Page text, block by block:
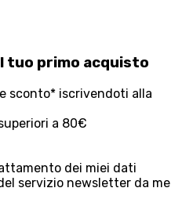
tuo primo acquisto
sconto* iscrivendoti alla
a 80€
dei miei dati
servizio newsletter da me